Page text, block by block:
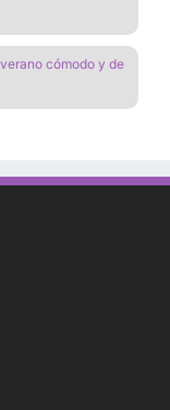
cómodo y de